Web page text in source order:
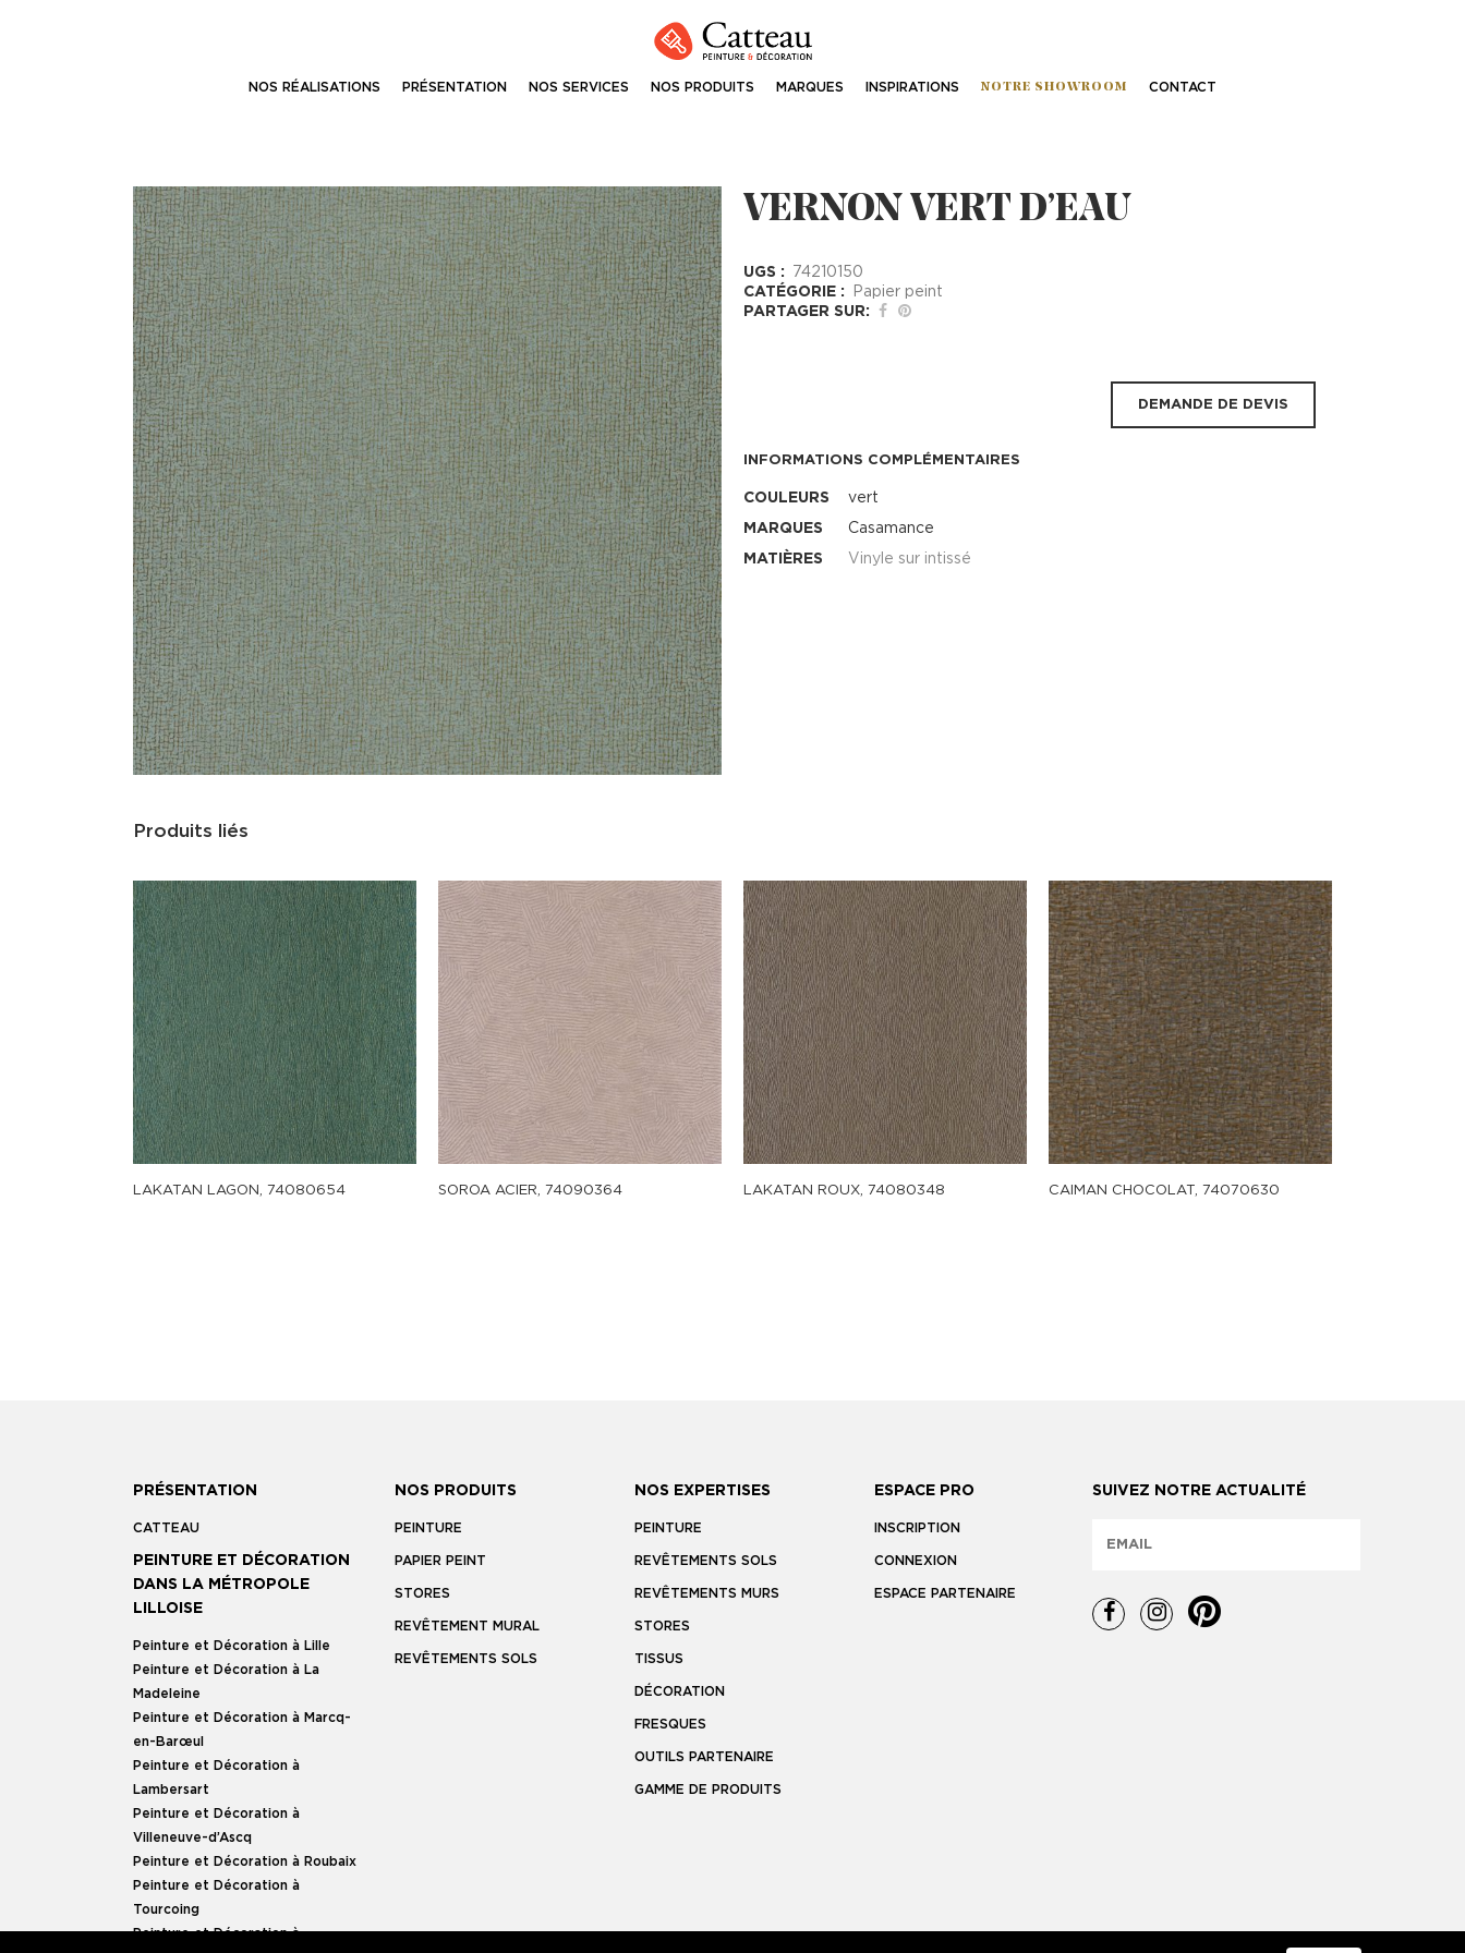
NOS RÉALISATIONS PRÉSENTATION NOS SERVICES NOS PRODUITS MARQUES INSPIRATIONS NOTRE SHOWROOM CONTACT
VERNON VERT D’EAU
UGS :
74210150
CATÉGORIE :
Papier peint
PARTAGER SUR:
DEMANDE DE DEVIS
INFORMATIONS COMPLÉMENTAIRES
COULEURS
vert
MARQUES
Casamance
MATIÈRES
Vinyle sur intissé
Produits liés
LAKATAN LAGON, 74080654 SOROA ACIER, 74090364 LAKATAN ROUX, 74080348 CAIMAN CHOCOLAT, 74070630
PRÉSENTATION
CATTEAU
PEINTURE ET DÉCORATION
DANS LA MÉTROPOLE
LILLOISE
Peinture et Décoration à Lille
Peinture et Décoration à La
Madeleine
Peinture et Décoration à Marcq-
en-Barœul
Peinture et Décoration à
Lambersart
Peinture et Décoration à
Villeneuve-d’Ascq
Peinture et Décoration à Roubaix
Peinture et Décoration à
Tourcoing
Peinture et Décoration à
NOS PRODUITS
PEINTURE
PAPIER PEINT
STORES
REVÊTEMENT MURAL
REVÊTEMENTS SOLS
NOS EXPERTISES
PEINTURE
REVÊTEMENTS SOLS
REVÊTEMENTS MURS
STORES
TISSUS
DÉCORATION
FRESQUES
OUTILS PARTENAIRE
GAMME DE PRODUITS
ESPACE PRO
INSCRIPTION
CONNEXION
ESPACE PARTENAIRE
SUIVEZ NOTRE ACTUALITÉ